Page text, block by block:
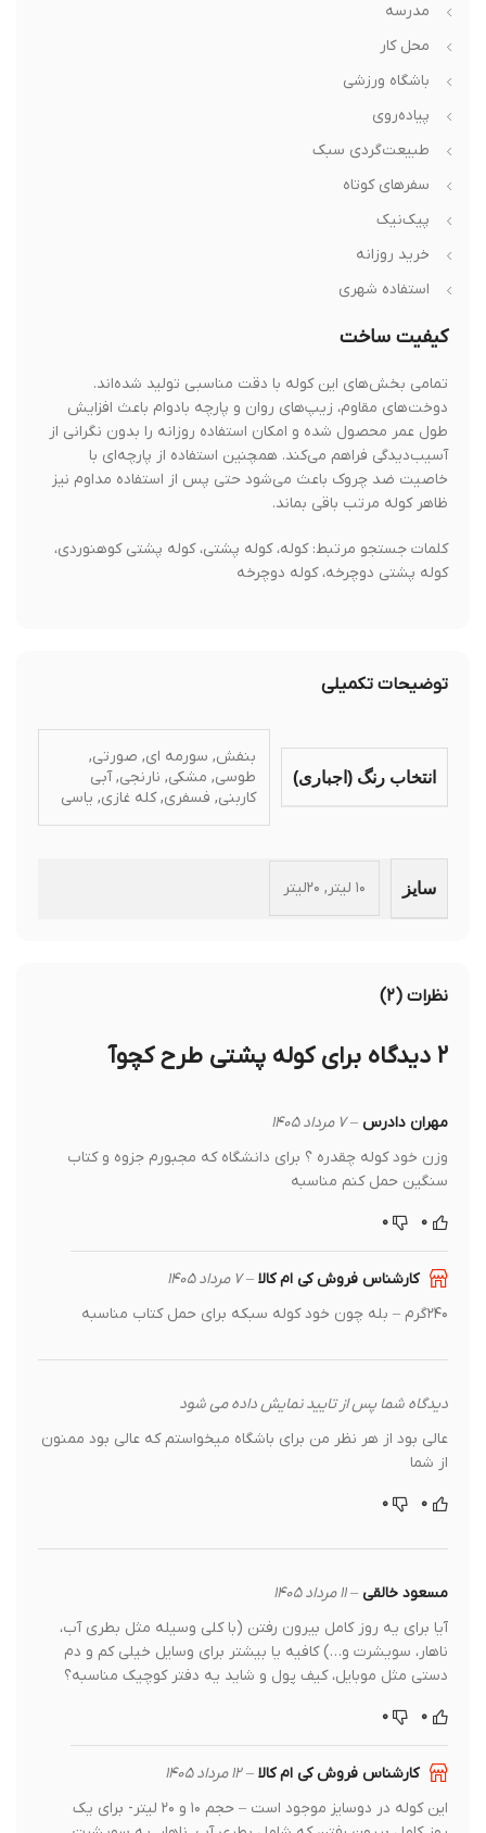
مدرسه
محل کار
باشگاه ورزشی
پیاده‌روی
طبیعت‌گردی سبک
سفرهای کوتاه
پیک‌نیک
خرید روزانه
استفاده شهری
کیفیت ساخت
تمامی بخش‌های این کوله با دقت مناسبی تولید شده‌اند.
دوخت‌های مقاوم، زیپ‌های روان و پارچه بادوام باعث افزایش
طول عمر محصول شده و امکان استفاده روزانه را بدون نگرانی از
آسیب‌دیدگی فراهم می‌کند. همچنین استفاده از پارچه‌ای با
خاصیت ضد چروک باعث می‌شود حتی پس از استفاده مداوم نیز
ظاهر کوله مرتب باقی بماند.
کلمات جستجو مرتبط: کوله، کوله پشتی، کوله پشتی کوهنوردی،
کوله پشتی دوچرخه، کوله دوچرخه
توضیحات تکمیلی
انتخاب رنگ (اجباری)
بنفش, سورمه ای, صورتی,
طوسي, مشکی, نارنجی, آبی
کاربنی, فسفری, کله غازی, یاسی
سایز
نظرات (۲)
کوله پشتی طرح کچوآ
مهران دادرس– ۷ مرداد ۱۴۰۵
وزن خود کوله چقدره ؟ برای دانشگاه که مجبورم جزوه و کتاب
سنگین حمل کنم مناسبه
کارشناس فروش کی ام کالا– ۷ مرداد ۱۴۰۵
دیدگاه شما پس از تایید نمایش داده می شود
عالی بود از هر نظر من برای باشگاه میخواستم که عالی بود ممنون
از شما
مسعود خالقی– ۱۱ مرداد ۱۴۰۵
آیا برای یه روز کامل بیرون رفتن (با کلی وسیله مثل بطری آب،
ناهار، سویشرت و…) کافیه یا بیشتر برای وسایل خیلی کم و دم
دستی مثل موبایل، کیف پول و شاید یه دفتر کوچیک مناسبه؟
کارشناس فروش کی ام کالا– ۱۲ مرداد ۱۴۰۵
این کوله در دوسایز موجود است – حجم ۱۰ و ۲۰ لیتر- برای یک